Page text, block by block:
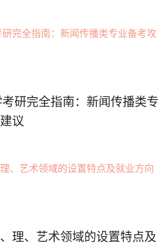
研完全指南：新闻传播类专
议
理、艺术领域的设置特点及